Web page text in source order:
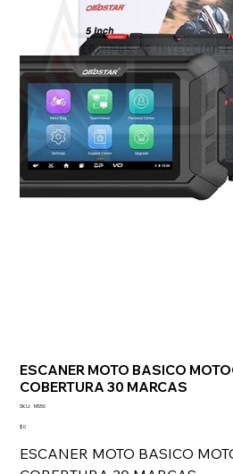
ESCANER MOTO BASICO
COBERTURA 30 MARCAS
SKU: SKU
MS50
Precio
$ 0
ESCANER MOTO BASICO